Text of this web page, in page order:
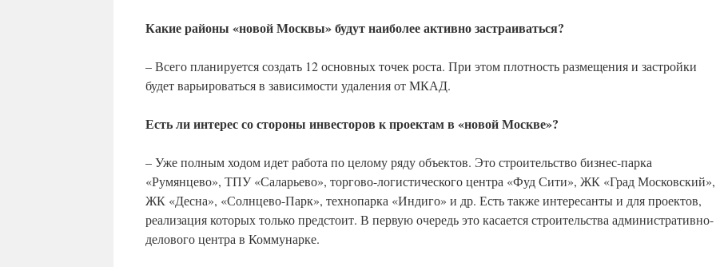
Какие районы «новой Москвы» будут наиболее активно застраиваться?
– Всего планируется создать 12 основных точек роста. При этом плотность размещения и застройки
будет варьироваться в зависимости удаления от МКАД.
Есть ли интерес со стороны инвесторов к проектам в «новой Москве»?
– Уже полным ходом идет работа по целому ряду объектов. Это строительство бизнес-парка
«Румянцево», ТПУ «Саларьево», торгово-логистического центра «Фуд Сити», ЖК «Град Московский»,
ЖК «Десна», «Солнцево-Парк», технопарка «Индиго» и др. Есть также интересанты и для проектов,
реализация которых только предстоит. В первую очередь это касается строительства административно-
делового центра в Коммунарке.